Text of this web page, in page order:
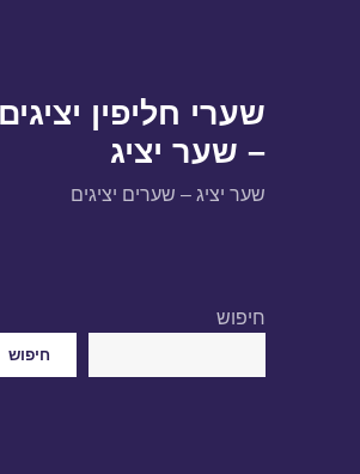
שערי חליפין יציגים
– שער יציג
שער יציג – שערים יציגים
חיפוש
חיפוש